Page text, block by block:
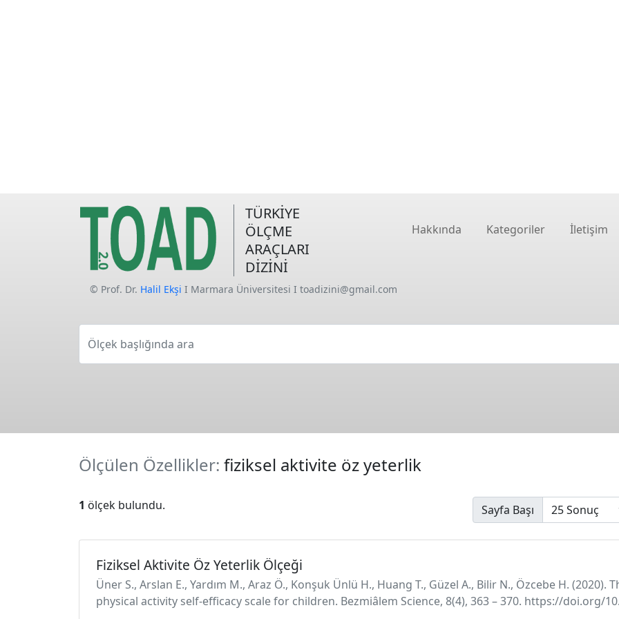
TÜRKİYE
ÖLÇME
ARAÇLARI
DİZİNİ
Hakkında Kategoriler İletişim
© Prof. Dr. Halil Ekşi I Marmara Üniversitesi I toadizini@gmail.com
Ölçek başlığında ara
Ölçülen Özellikler: fiziksel aktivite öz yeterlik
1 ölçek bulundu. Sayfa Başı
Fiziksel Aktivite Öz Yeterlik Ölçeği
Üner S., Arslan E., Yardım M., Araz Ö., Konşuk Ünlü H., Huang T., Güzel A., Bilir N., Özcebe H.
physical activity self-efficacy scale for children. Bezmiâlem Science, 8(4), 363 – 370. https://doi.org/